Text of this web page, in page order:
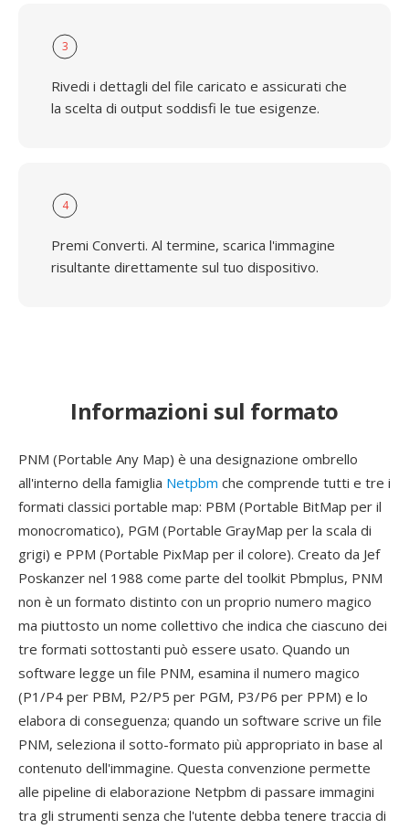
3
Rivedi i dettagli del file caricato e assicurati che
la scelta di output soddisfi le tue esigenze.
4
Premi Converti. Al termine, scarica l'immagine
risultante direttamente sul tuo dispositivo.
Informazioni sul formato
PNM (Portable Any Map) è una designazione ombrello
all'interno della famiglia Netpbm che comprende tutti e tre i
formati classici portable map: PBM (Portable BitMap per il
monocromatico), PGM (Portable GrayMap per la scala di
grigi) e PPM (Portable PixMap per il colore). Creato da Jef
Poskanzer nel 1988 come parte del toolkit Pbmplus, PNM
non è un formato distinto con un proprio numero magico
ma piuttosto un nome collettivo che indica che ciascuno dei
tre formati sottostanti può essere usato. Quando un
software legge un file PNM, esamina il numero magico
(P1/P4 per PBM, P2/P5 per PGM, P3/P6 per PPM) e lo
elabora di conseguenza; quando un software scrive un file
PNM, seleziona il sotto-formato più appropriato in base al
contenuto dell'immagine. Questa convenzione permette
alle pipeline di elaborazione Netpbm di passare immagini
tra gli strumenti senza che l'utente debba tenere traccia di